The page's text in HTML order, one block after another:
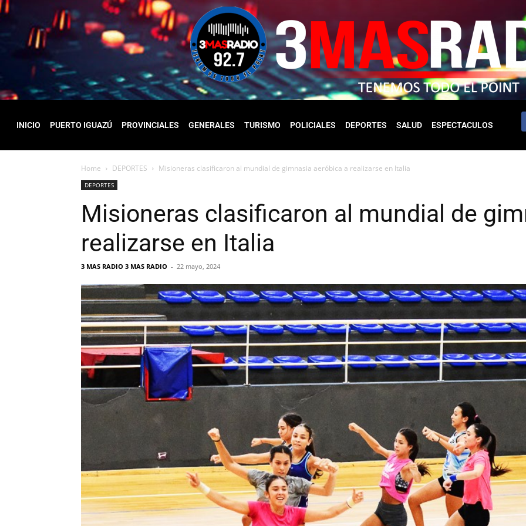
INICIO PUERTO IGUAZÚ PROVINCIALES GENERALES TURISMO POLICIALES DEPORTES SALUD ESPECTACULOS
Home DEPORTES Misioneras clasificaron al mundial de gimnasia aeróbica a realizarse en Italia
DEPORTES
Misioneras clasificaron al mundial de
realizarse en Italia
3 MAS RADIO 3 MAS RADIO - 22 mayo, 2024